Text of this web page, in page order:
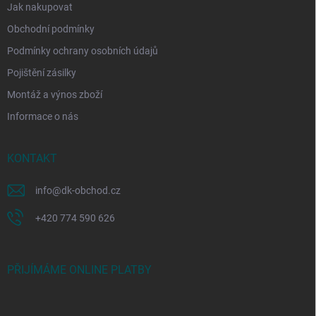
Jak nakupovat
Obchodní podmínky
Podmínky ochrany osobních údajů
Pojištění zásilky
Montáž a výnos zboží
Informace o nás
KONTAKT
info@dk-obchod.cz
+420 774 590 626
PŘIJÍMÁME ONLINE PLATBY